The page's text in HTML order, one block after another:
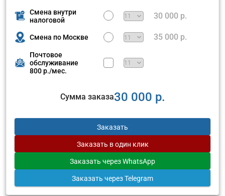
Смена внутри
налоговой
30 000 р.
Смена по Москве 35 000 р.
Почтовое
обслуживание
800 р./мес.
Сумма заказа30 000 р.
Заказать
Заказать в один клик
Заказать через WhatsApp
Заказать через Telegram